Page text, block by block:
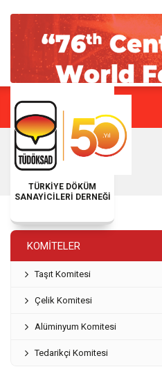
TÜRKİYE DÖKÜM
SANAYİCİLERİ DERNEĞİ
KOMITELER
Taşıt Komitesi
Çelik Komitesi
Alüminyum Komitesi
Tedarikçi Komitesi